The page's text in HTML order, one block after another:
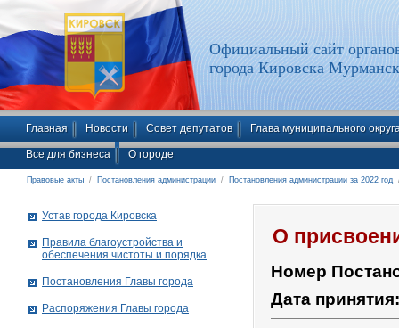
Официальный сайт
города Кировска
Главная Новости Совет депутатов Глава муниципального
Все для бизнеса О городе
Правовые акты / Постановления администрации / Постановления администрации за 2022 год
О
Номер
Дата
Устав города Кировска
Правила благоустройства и
обеспечения чистоты и порядка
Постановления Главы города
Распоряжения Главы города